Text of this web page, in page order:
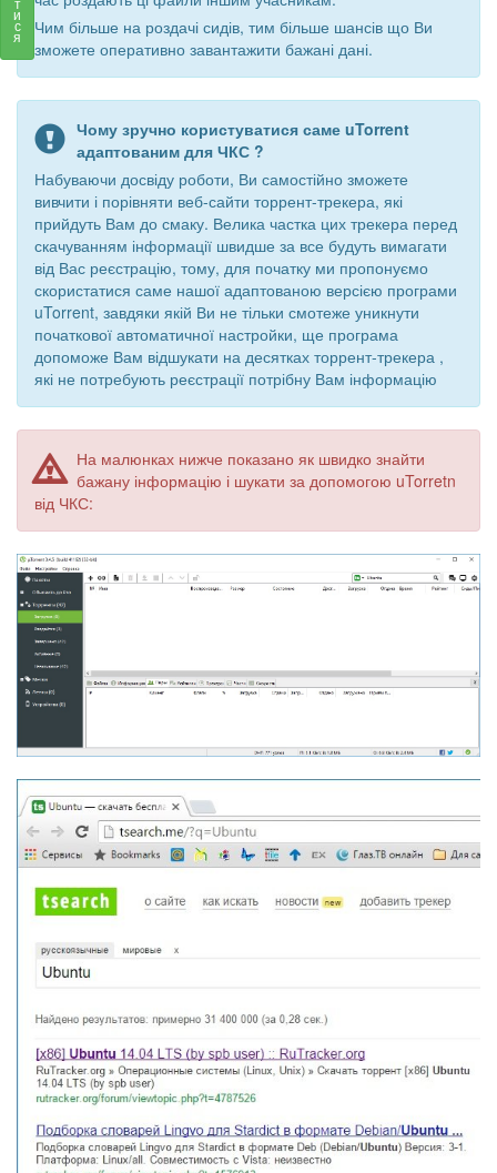
Чим більше на роздачі сидів, тим більше шансів що Ви
зможете оперативно завантажити бажані дані.
Чому зручно користуватися саме uTorrent
адаптованим для ЧКС ?
Набуваючи досвіду роботи, Ви самостійно зможете
вивчити і порівняти веб-сайти торрент-трекера, які
прийдуть Вам до смаку. Велика частка цих трекера перед
скачуванням інформації швидше за все будуть вимагати
від Вас реєстрацію, тому, для початку ми пропонуємо
скористатися саме нашої адаптованою версією програми
uTorrent, завдяки якій Ви не тільки смотеже уникнути
початкової автоматичної настройки, ще програма
допоможе Вам відшукати на десятках торрент-трекера ,
які не потребують реєстрації потрібну Вам інформацію
На малюнках нижче показано як швидко знайти
бажану інформацію і шукати за допомогою uTorretn
від ЧКС:
и
с
я